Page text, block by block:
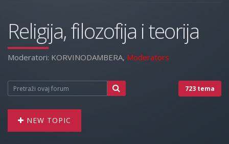
Religija, filozofija i teorija
Moderatori: KORVINODAMBERA, Moderators
723 tema
NEW TOPIC